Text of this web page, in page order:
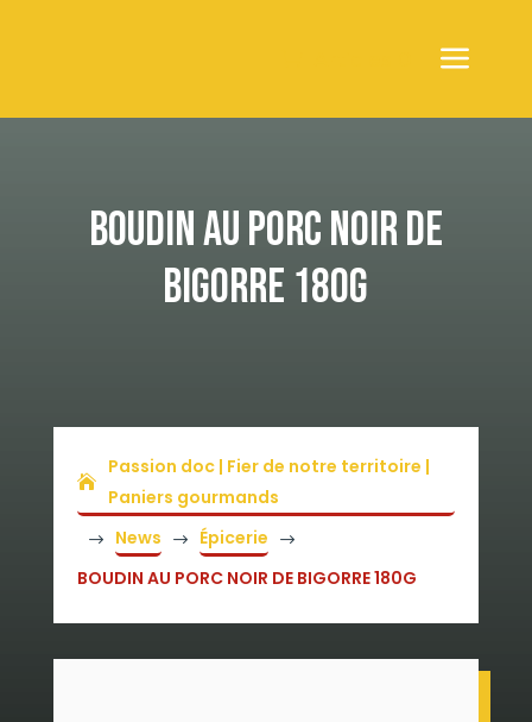
BOUDIN AU PORC NOIR DE
BIGORRE 180G
Passion doc | Fier de notre territoire |
Paniers gourmands
$ News $ Épicerie $
BOUDIN AU PORC NOIR DE BIGORRE 180G